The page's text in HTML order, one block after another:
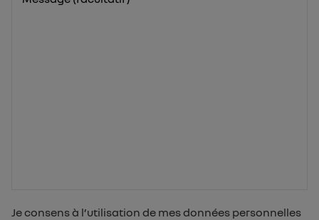
Je consens à l’utilisation de mes données personnelles